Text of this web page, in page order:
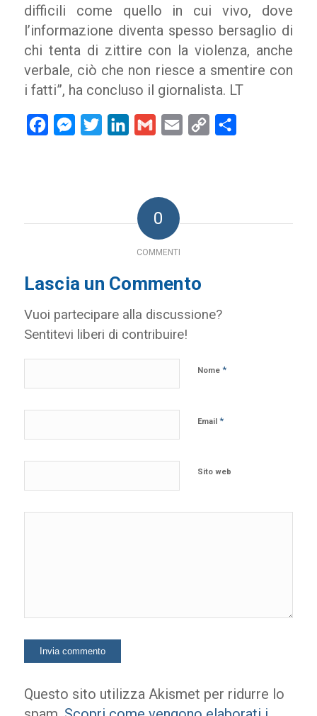
difficili come quello in cui vivo, dove
l’informazione diventa spesso bersaglio di
chi tenta di zittire con la violenza, anche
verbale, ciò che non riesce a smentire con
i fatti”, ha concluso il giornalista. LT
FacebookMessenger
Twitter LinkedInGmail Email
Copy
0
COMMENTI
Lascia un Commento
Vuoi partecipare alla discussione?
Sentitevi liberi di contribuire!
Nome *
Email *
Sito web
Questo sito utilizza Akismet per ridurre lo